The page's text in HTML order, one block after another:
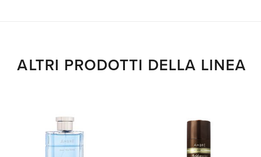
ALTRI PRODOTTI DELLA LINEA